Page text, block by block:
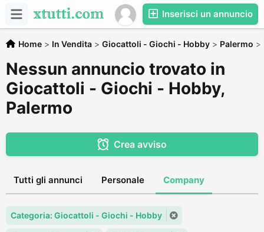
Inserisci un annuncio
Home > In Vendita > Giocattoli - Giochi - Hobby > Palermo >
Nessun annuncio trovato in
Giocattoli - Giochi - Hobby,
Palermo
Crea avviso
Tutti gli annunci Personale Company
Categoria: Giocattoli - Giochi - Hobby